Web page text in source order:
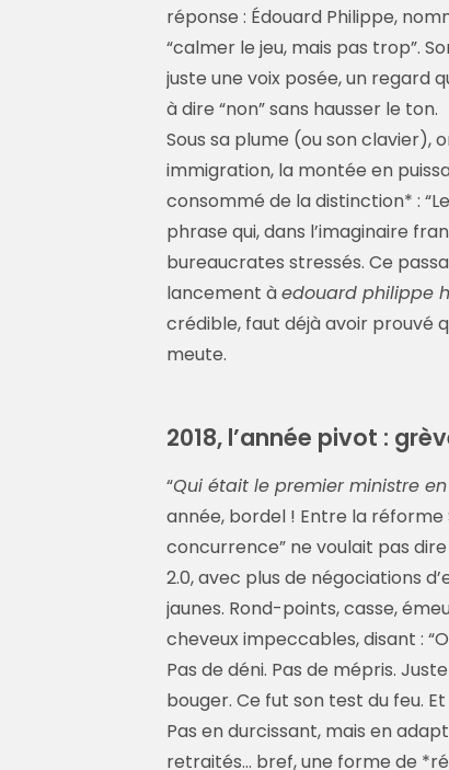
réponse : Édouard Philippe,
“calmer le jeu, mais pas trop”.
juste une voix posée, un regard
à dire “non” sans hausser le ton.
Sous sa plume (ou son clavier),
immigration, la montée en
consommé de la distinction* :
phrase qui, dans l’imaginaire
bureaucrates stressés. Ce
lancement àedouard philippe
crédible, faut déjà avoir prouvé
meute.
2018, l’année pivot :
“Qui était le premier ministre en
année, bordel ! Entre la réforme
concurrence” ne voulait pas
2.0, avec plus de négociations
jaunes. Rond-points, casse,
cheveux impeccables, disant :
Pas de déni. Pas de mépris.
bouger. Ce fut son test du feu.
Pas en durcissant, mais en
retraités… bref, une forme de